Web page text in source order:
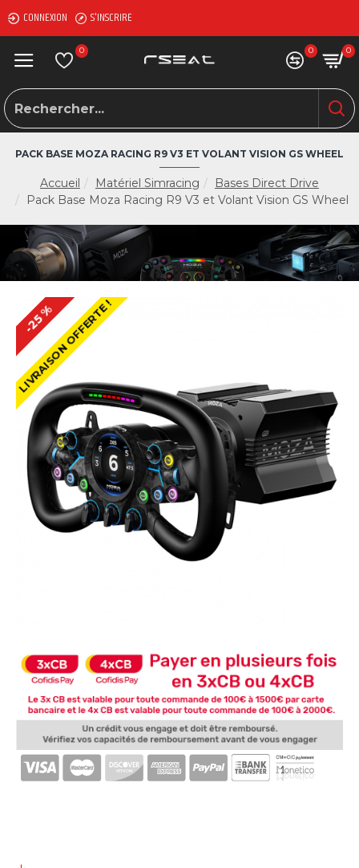
CONNEXION S'INSCRIRE
0 0 0
Accueil Matériel Simracing
Bases Direct Drive
Pack Base Moza Racing R9 V3 et Volant Vision GS Wheel
PACK BASE MOZA RACING R9 V3 ET VOLANT VISION GS WHEEL
LIVRAISON OFFERTE !
-25 %